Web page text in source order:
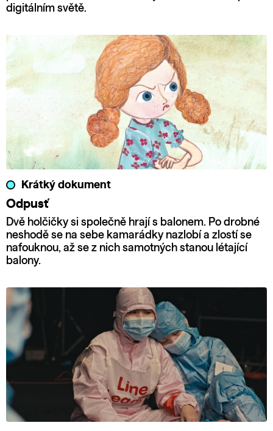
digitálním světě.
Krátký dokument
Odpusť
Dvě holčičky si společně hrají s balonem. Po drobné
neshodě se na sebe kamarádky nazlobí a zlostí se
nafouknou, až se z nich samotných stanou létající
balony.